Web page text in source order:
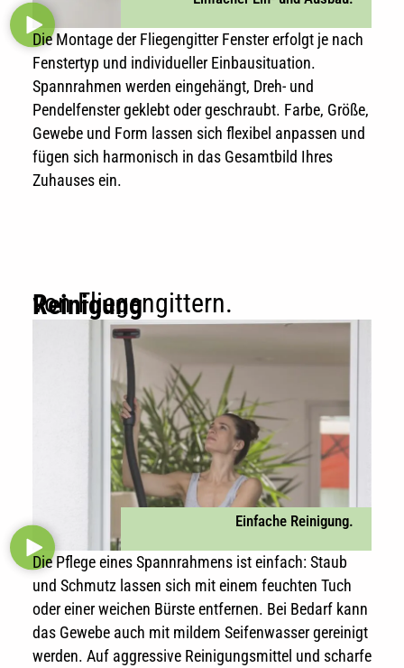
Die Montage der Fliegengitter Fenster erfolgt je nach
Fenstertyp und individueller Einbausituation.
Spannrahmen werden eingehängt, Dreh- und
Pendelfenster geklebt oder geschraubt. Farbe, Größe,
Gewebe und Form lassen sich flexibel anpassen und
fügen sich harmonisch in das Gesamtbild Ihres
Zuhauses ein.
Reinigung
von Fliegengittern.
Einfache Reinigung.
Die Pflege eines Spannrahmens ist einfach: Staub
und Schmutz lassen sich mit einem feuchten Tuch
oder einer weichen Bürste entfernen. Bei Bedarf kann
das Gewebe auch mit mildem Seifenwasser gereinigt
werden. Auf aggressive Reinigungsmittel und scharfe